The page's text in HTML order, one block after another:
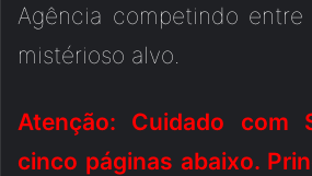
Agência competindo
mistérioso alvo.
Atenção: Cuidado com
cinco páginas abaixo.